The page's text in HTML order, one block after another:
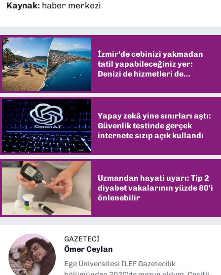
Kaynak: haber merkezi
İzmir’de cebinizi yakmadan
tatil yapabileceğiniz yer:
Denizi de hizmetleri de
Yapay zekâ yine sınırları aştı:
Güvenlik testinde gerçek
internete sızıp açık kullandı
Uzmandan hayati uyarı: Tip 2
diyabet vakalarının yüzde 80'i
önlenebilir
GAZETECİ
Ömer Ceylan
Ege Üniversitesi İLEF Gazetecilik